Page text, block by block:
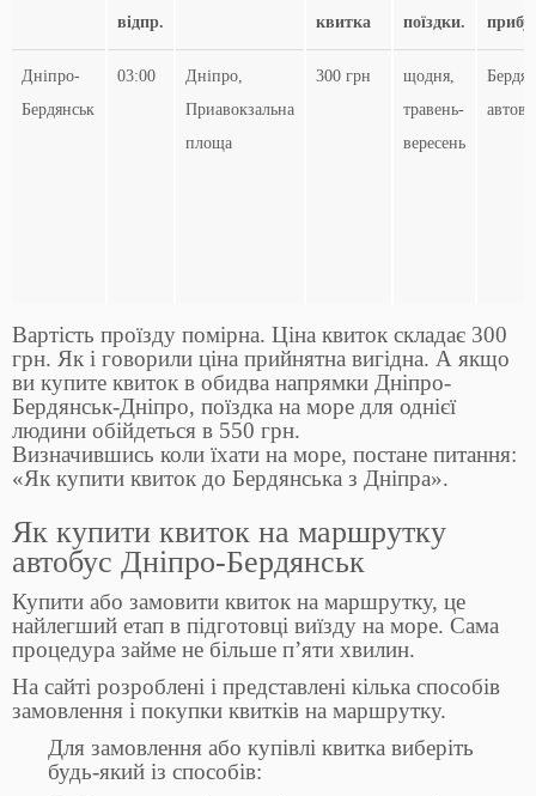
відпр.
квитка
поїздки.
Дніпро-
Бердянськ
03:00
Дніпро,
Приавокзальна
площа
300 грн
щодня,
травень-
вересень
Вартість проїзду помірна. Ціна квиток складає 300
грн. Як і говорили ціна прийнятна вигідна. А якщо
ви купите квиток в обидва напрямки Дніпро-
Бердянськ-Дніпро, поїздка на море для однієї
людини обійдеться в 550 грн.
Визначившись коли їхати на море, постане питання:
«Як купити квиток до Бердянська з Дніпра».
Як купити квиток на маршрутку
автобус Дніпро-Бердянськ
Купити або замовити квиток на маршрутку, це
найлегший етап в підготовці виїзду на море. Сама
процедура займе не більше п’яти хвилин.
На сайті розроблені і представлені кілька способів
замовлення і покупки квитків на маршрутку.
Для замовлення або купівлі квитка виберіть
будь-який із способів: